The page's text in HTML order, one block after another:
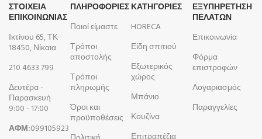
ΣΤΟΙΧΕΙΑ
ΕΠΙΚΟΙΝΩΝΙΑΣ
Ικτίνου 65, ΤΚ
18450, Νίκαια
210 4633 799
Δευτέρα -
Παρασκευή
9:00 - 17:00
ΑΦΜ:099105923
ΠΛΗΡΟΦΟΡΊΕΣ
Ποιοί είμαστε
Τρόποι
αποστολής
Τρόποι
πληρωμής
Όροι και
προϋποθέσεις
ΚΑΤΗΓΟΡΙΕΣ
HORECA
Είδη σπιτιού
Εξωτερικός
χώρος
Μπάνιο
Κουζίνα
ΕΞΥΠΗΡΕΤΗΣΗ
ΠΕΛΑΤΩΝ
Επικοινωνία
Φόρμα
επιστροφών
Λογαριασμός
Παραγγελίες